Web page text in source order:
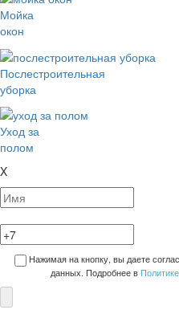
Мойка
окон
Послестроительная
уборка
Уход за
полом
X
Нажимая на кнопку, вы даете
данных. Подробнее в